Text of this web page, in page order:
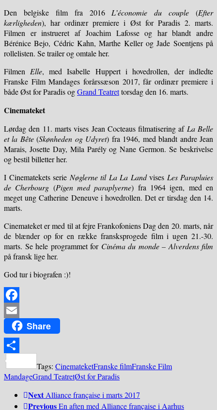
Den belgiske film fra 2016 L’économie du couple (Efter
kærligheden), har ordinær premiere i Øst for Paradis 2. marts.
Filmen er instrueret af Joachim Lafosse og har blandt andre
Bérénice Bejo, Cédric Kahn, Marthe Keller og Jade Soentjens på
rollelisten. Se trailer og omtale her.
Filmen Elle, med Isabelle Huppert i hovedrollen, der indledte
Franske Film Mandages forårssæson 2017, får ordinær premiere i
både Øst for Paradis ogGrand Teatrettorsdag den 16. marts.
Cinemateket
Lørdag den 11. marts vises Jean Cocteaus filmatisering af La Belle
et la Bête(Skønheden og Udyret) fra 1946, med blandt andre Jean
Marais, Josette Day, Mila Parély og Nane Germon. Se beskrivelse
og bestil billetter her.
I Cinematekets serie Nøglerne til La La Landvises Les Parapluies
de Cherbourg (Pigen med paraplyerne) fra 1964 igen, med en
meget ung Catherine Deneuve i hovedrollen. Det er tirsdag den 14.
marts.
Cinemateket er med til at fejre Frankofoniens Dag den 20. marts, når
de blænder op for en række fransksprogede film i ugen 21.-30.
marts. Se hele programmet for Cinéma du monde – Alverdens film
på fransk lige her.
God tur i biografen :)!
Facebook
Email Share
Tags: CinemateketFranske filmFranske Film
MandageGrand TeatretØst for Paradis
NextAlliance française i marts 2017
PreviousEn aften med Alliance française i Aarhus